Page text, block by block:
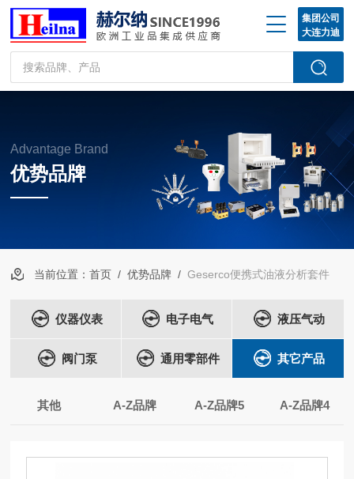
集团公司
大连力迪
Advantage Brand
优势品牌
当前位置：首页 /优势品牌 /Geserco便携式油液分析套件
仪器仪表 电子电气 液压气动
阀门泵 通用零部件 其它产品
其他 A-Z品牌 A-Z品牌5 A-Z品牌4